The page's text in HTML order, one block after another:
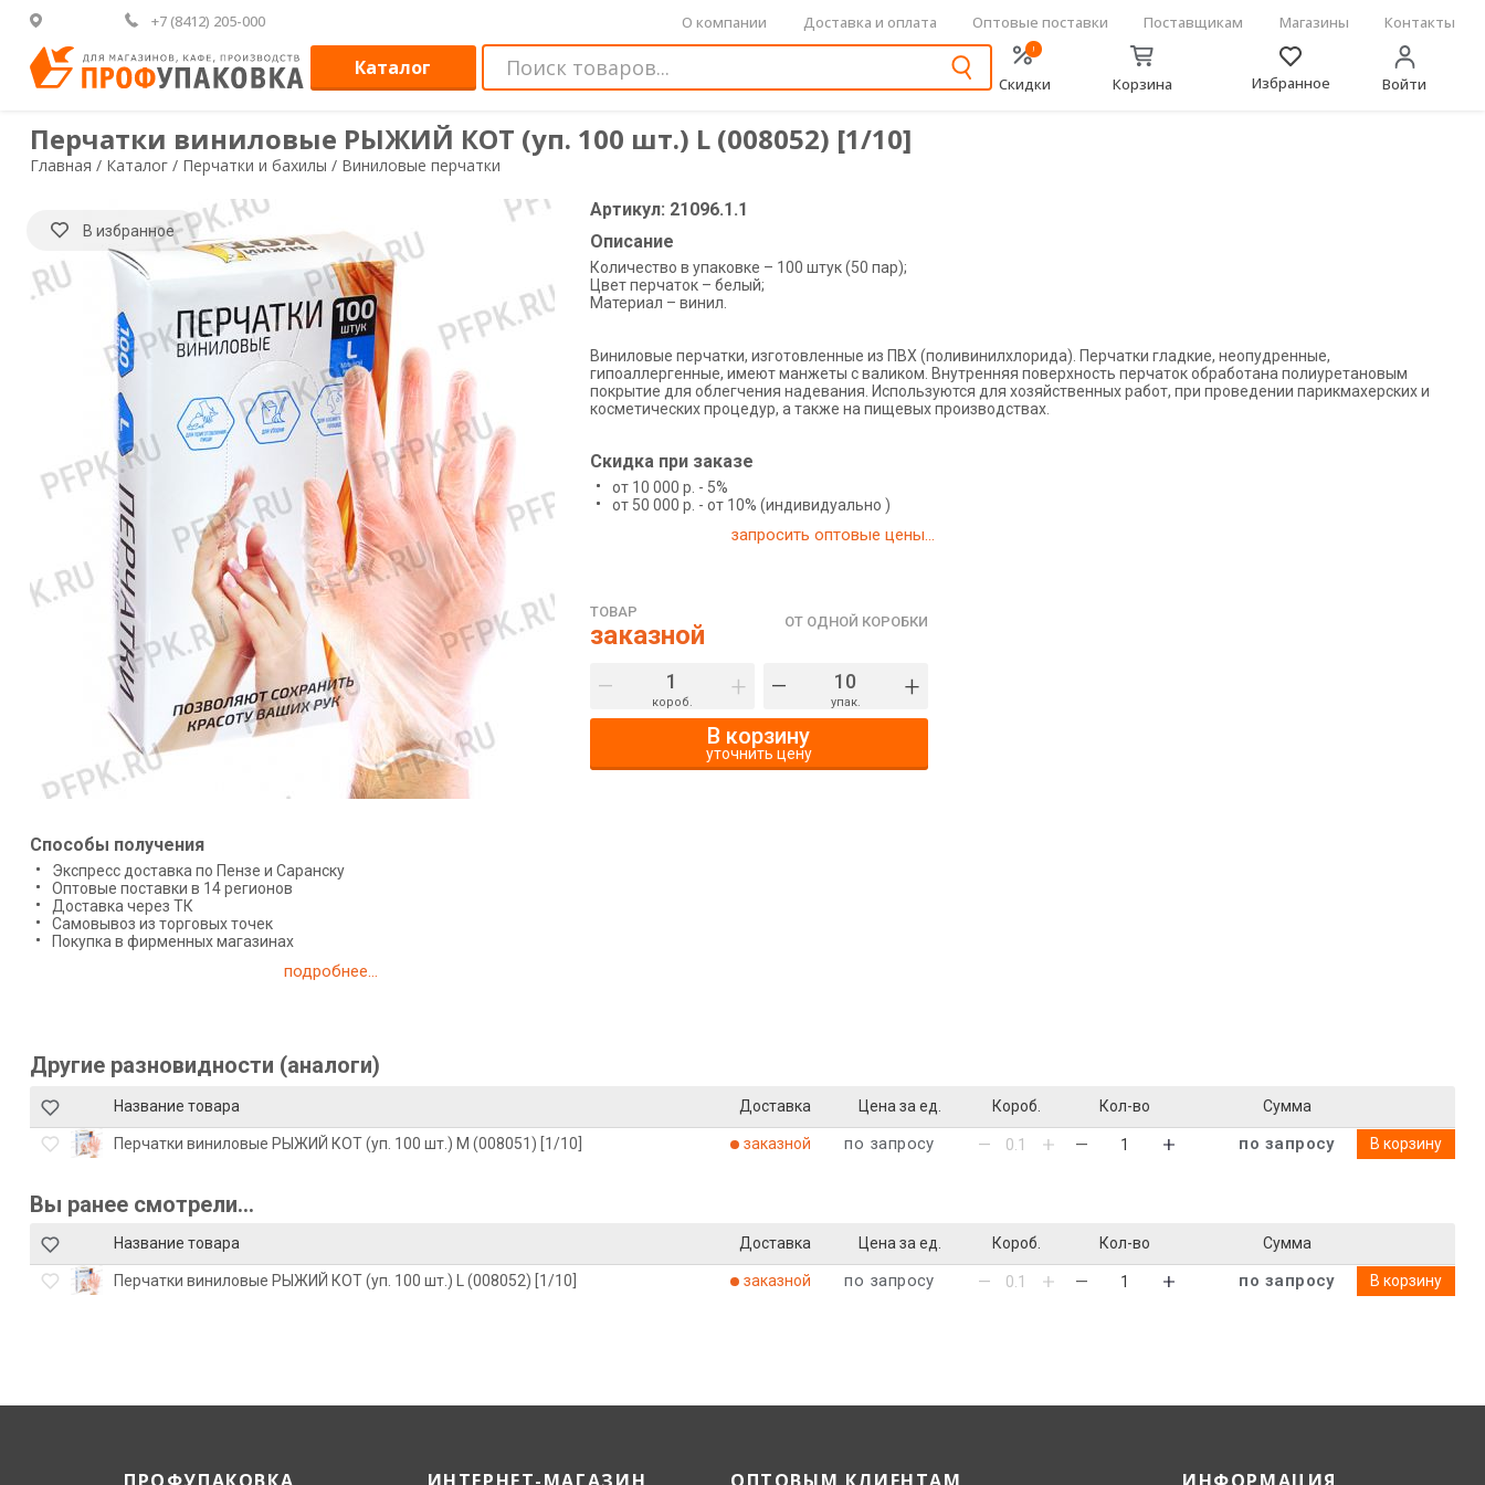
+7 (8412) 205-000 О компании Доставка и оплата Оптовые поставки Поставщикам Магазины Контакты
Каталог
!
Скидки Корзина Избранное Войти
Перчатки виниловые РЫЖИЙ КОТ (уп. 100 шт.) L (008052) [1/10]
Главная / Каталог / Перчатки и бахилы / Виниловые перчатки
В избранное
Артикул: 21096.1.1
Описание
Количество в упаковке – 100 штук (50 пар);
Цвет перчаток – белый;
Материал – винил.
Виниловые перчатки, изготовленные из ПВХ (поливинилхлорида). Перчатки гладкие, неопудренные,
гипоаллергенные, имеют манжеты с валиком. Внутренняя поверхность перчаток обработана полиуретановым
покрытие для облегчения надевания. Используются для хозяйственных работ, при проведении парикмахерских и
косметических процедур, а также на пищевых производствах.
Скидка при заказе
от 10 000 р. - 5%
от 50 000 р. - от 10% (индивидуально )
запросить оптовые цены...
ТОВАР
заказной ОТ ОДНОЙ КОРОБКИ
– короб. + – упак. +
В корзину
уточнить цену
Способы получения
Экспресс доставка по Пензе и Саранску
Оптовые поставки в 14 регионов
Доставка через ТК
Самовывоз из торговых точек
Покупка в фирменных магазинах
подробнее...
Другие разновидности (аналоги)
Название товара Доставка Цена за ед. Короб. Кол-во Сумма
Перчатки виниловые РЫЖИЙ КОТ (уп. 100 шт.) M (008051) [1/10] заказной по запросу по запросу В корзину
Вы ранее смотрели...
Название товара Доставка Цена за ед. Короб. Кол-во Сумма
Перчатки виниловые РЫЖИЙ КОТ (уп. 100 шт.) L (008052) [1/10] заказной по запросу по запросу В корзину